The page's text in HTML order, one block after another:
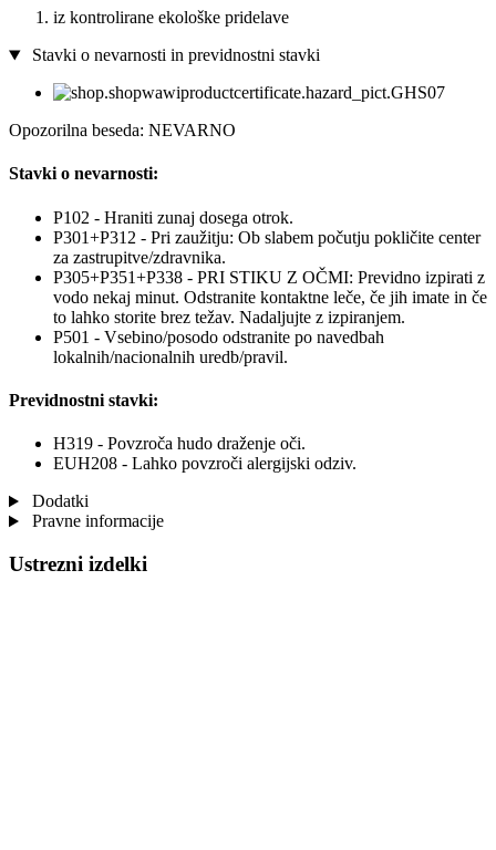
iz kontrolirane ekološke pridelave
Stavki o nevarnosti in previdnostni stavki
Opozorilna beseda: NEVARNO
Stavki o nevarnosti:
P102 - Hraniti zunaj dosega otrok.
P301+P312 - Pri zaužitju: Ob slabem počutju pokličite center
za zastrupitve/zdravnika.
P305+P351+P338 - PRI STIKU Z OČMI: Previdno izpirati z
vodo nekaj minut. Odstranite kontaktne leče, če jih imate in če
to lahko storite brez težav. Nadaljujte z izpiranjem.
P501 - Vsebino/posodo odstranite po navedbah
lokalnih/nacionalnih uredb/pravil.
Previdnostni stavki:
H319 - Povzroča hudo draženje oči.
EUH208 - Lahko povzroči alergijski odziv.
Dodatki
Pravne informacije
Ustrezni izdelki